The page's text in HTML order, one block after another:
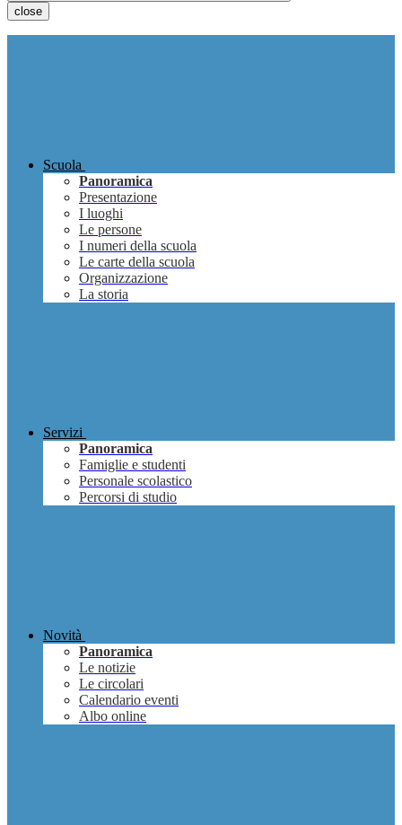
close
Scuola
Panoramica
Presentazione
I luoghi
Le persone
I numeri della scuola
Le carte della scuola
Organizzazione
La storia
Servizi
Panoramica
Famiglie e studenti
Personale scolastico
Percorsi di studio
Novità
Panoramica
Le notizie
Le circolari
Calendario eventi
Albo online